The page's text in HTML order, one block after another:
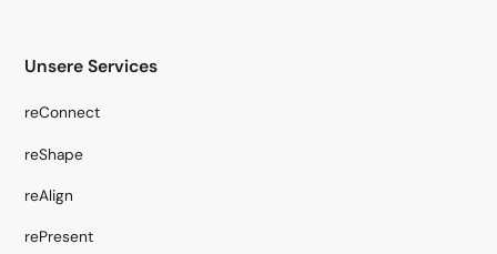
Unsere Services
reConnect
reShape
reAlign
rePresent